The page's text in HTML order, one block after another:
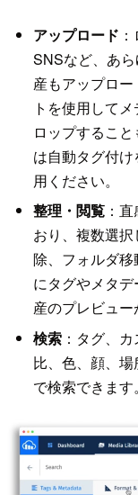
アップロード
SNSなど、あ
産もアップロ
トを使用して
ロップするこ
は自動タグ付
用ください。
整理・閲覧：直
おり、複数選
除、フォルダ
にタグやメタ
産のプレビュー
検索：タグ、
比、色、顔、
で検索できます。